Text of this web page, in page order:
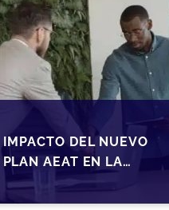
IMPACTO DEL NUEVO
PLAN AEAT EN LA
TRANSMISIÓN DE
PYMES ESPAÑOLAS